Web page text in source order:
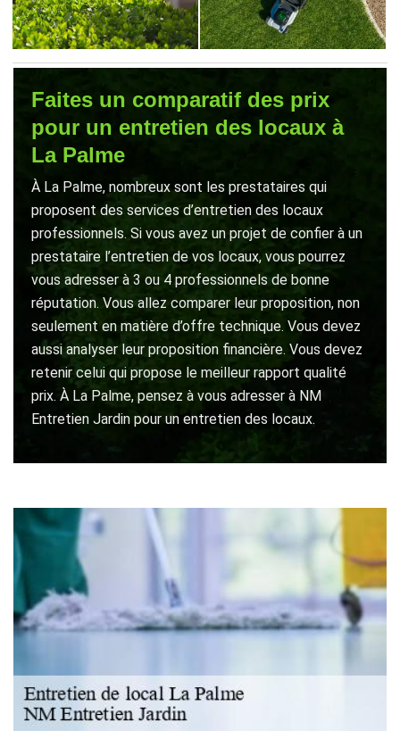
Faites un comparatif des prix
pour un entretien des locaux à
La Palme
À La Palme, nombreux sont les prestataires qui
proposent des services d’entretien des locaux
professionnels. Si vous avez un projet de confier à un
prestataire l’entretien de vos locaux, vous pourrez
vous adresser à 3 ou 4 professionnels de bonne
réputation. Vous allez comparer leur proposition, non
seulement en matière d’offre technique. Vous devez
aussi analyser leur proposition financière. Vous devez
retenir celui qui propose le meilleur rapport qualité
prix. À La Palme, pensez à vous adresser à NM
Entretien Jardin pour un entretien des locaux.